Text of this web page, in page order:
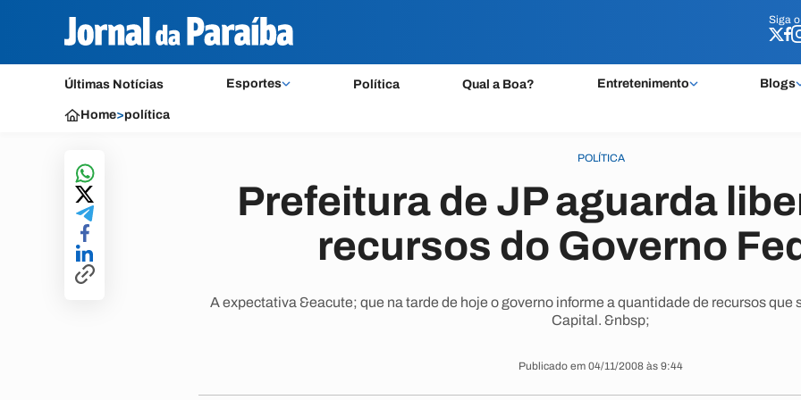
Siga o
Últimas Notícias Esportes Política Qual a Boa? Entretenimento Blogs
Siga o
Home>política
POLÍTICA
Prefeitura de JP aguarda
recursos do Governo
A expectativa &eacute; que na tarde de hoje o governo informe a quantidade de recursos que
Capital. &nbsp;
Publicado em 04/11/2008 às 9:44